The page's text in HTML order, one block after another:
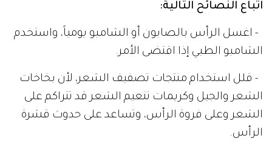
اتباع النصائح التالية:
- اغسل الرأس بالصابون أو الشامبو يومياً، واستخدم
الشامبو الطبي إذا اقتضى الأمر.
- قلل استخدام منتجات تصفيف الشعر، لأن بخاخات
الشعر والجيل وكريمات تنعيم الشعر قد تتراكم على
الشعر وعلى فروة الرأس، وتساعد على حدوث قشرة
الرأس.